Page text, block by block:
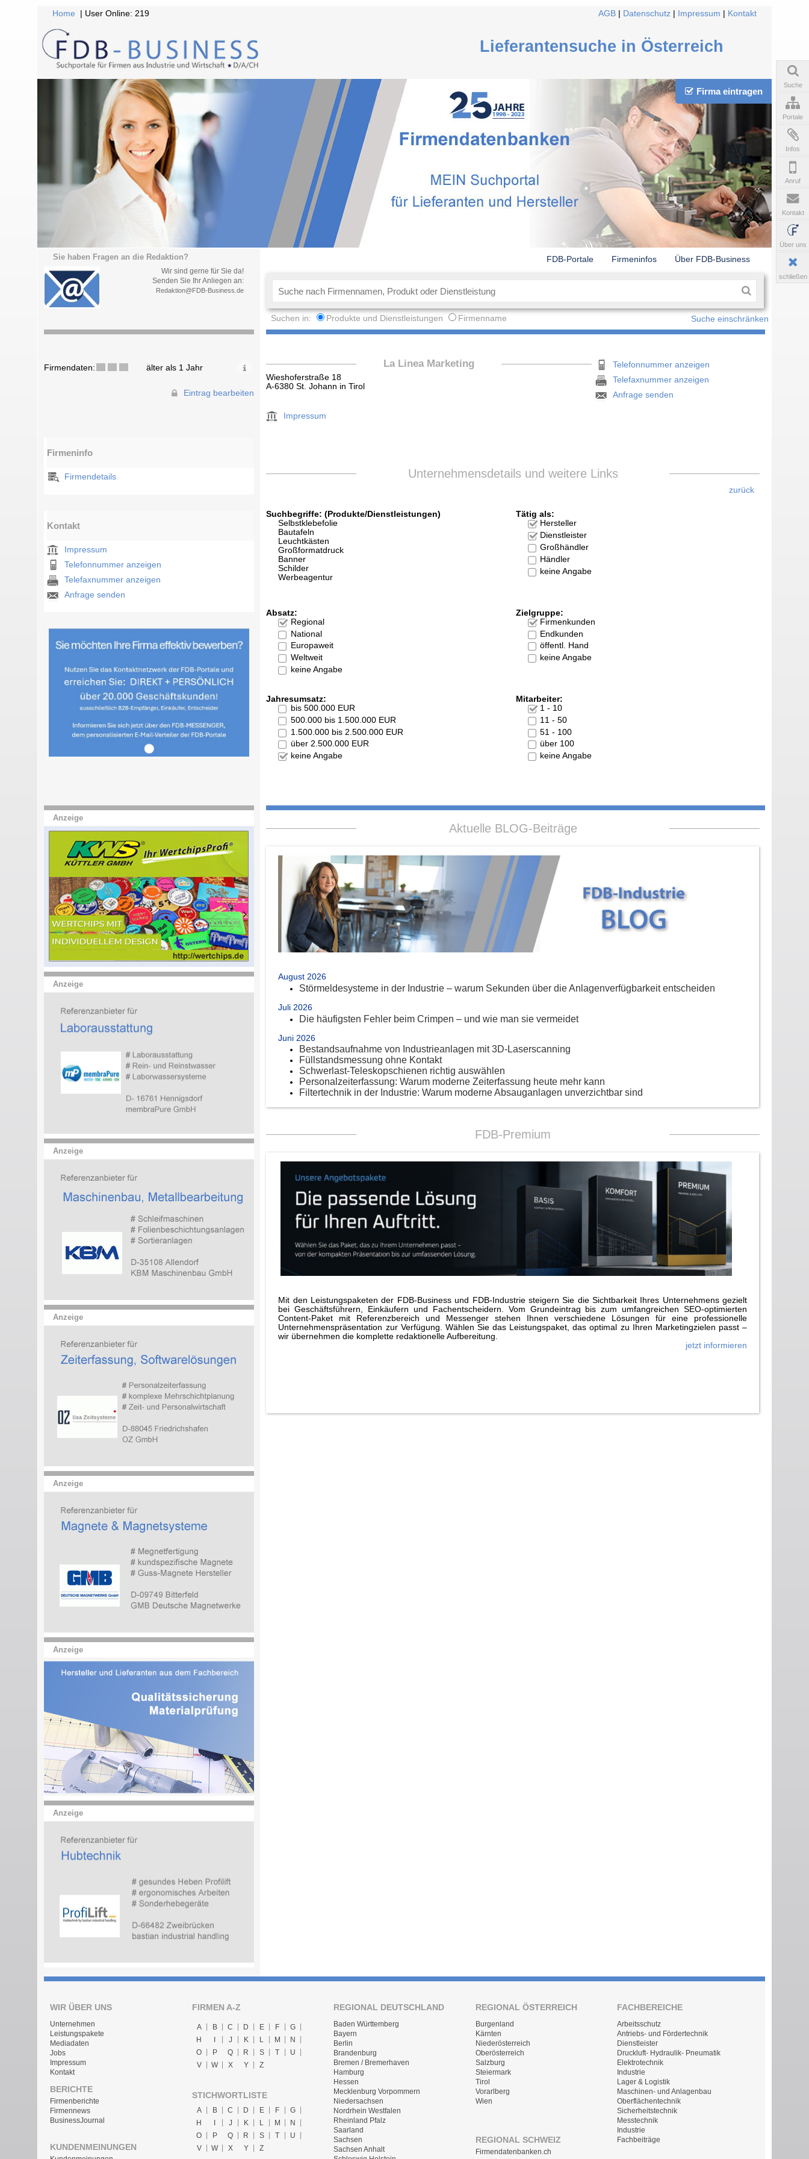
Home | User Online: 219 AGB Datenschutz Impressum Kontakt
Lieferantensuche in Österreich
Firma eintragen
Sie haben Fragen an die Redaktion?
Wir sind gerne für Sie da!
Senden Sie Ihr Anliegen an:
Redaktion@FDB-Business.de
FDB-Portale Firmeninfos Über FDB-Business
Suchen in: Produkte und Dienstleistungen Firmenname Suche einschränken
Firmendaten: älter als 1 Jahr
Eintrag bearbeiten
Firmeninfo
Firmendetails
Kontakt
Impressum
Telefonnummer anzeigen
Telefaxnummer anzeigen
Anfrage senden
Anzeige
Anzeige
Anzeige
Anzeige
Anzeige
Anzeige
Anzeige
La Linea Marketing
Wieshoferstraße 18
A-6380 St. Johann in Tirol
Impressum
Telefonnummer anzeigen
Telefaxnummer anzeigen
Anfrage senden
Unternehmensdetails und weitere Links
zurück
Suchbegriffe: (Produkte/Dienstleistungen)
Selbstklebefolie
Bautafeln
Leuchtkästen
Großformatdruck
Banner
Schilder
Werbeagentur
Tätig als:
Hersteller
Dienstleister
Großhändler
Händler
keine Angabe
Absatz:
Regional
National
Europaweit
Weltweit
keine Angabe
Zielgruppe:
Firmenkunden
Endkunden
öffentl. Hand
keine Angabe
Jahresumsatz:
bis 500.000 EUR
500.000 bis 1.500.000 EUR
1.500.000 bis 2.500.000 EUR
über 2.500.000 EUR
keine Angabe
Mitarbeiter:
1 - 10
11 - 50
51 - 100
über 100
keine Angabe
Aktuelle BLOG-Beiträge
August 2026
Störmeldesysteme in der Industrie – warum Sekunden über die Anlagenverfügbarkeit entscheiden
Juli 2026
Die häufigsten Fehler beim Crimpen – und wie man sie vermeidet
Juni 2026
Bestandsaufnahme von Industrieanlagen mit 3D-Laserscanning
Füllstandsmessung ohne Kontakt
Schwerlast-Teleskopschienen richtig auswählen
Personalzeiterfassung: Warum moderne Zeiterfassung heute mehr kann
Filtertechnik in der Industrie: Warum moderne Absauganlagen unverzichtbar sind
FDB-Premium
Mit den Leistungspaketen der FDB-Business und FDB-Industrie steigern Sie die Sichtbarkeit Ihres Unternehmens gezielt
bei Geschäftsführern, Einkäufern und Fachentscheidern. Vom Grundeintrag bis zum umfangreichen SEO-optimierten
Content-Paket mit Referenzbereich und Messenger stehen Ihnen verschiedene Lösungen für eine professionelle
Unternehmenspräsentation zur Verfügung. Wählen Sie das Leistungspaket, das optimal zu Ihren Marketingzielen passt –
wir übernehmen die komplette redaktionelle Aufbereitung.
jetzt informieren
WIR ÜBER UNS
Unternehmen
Leistungspakete
Mediadaten
Jobs
Impressum
Kontakt
BERICHTE
Firmenberichte
Firmennews
BusinessJournal
KUNDENMEINUNGEN
FIRMEN A-Z
A B C D E F
G
H
I J K L M
N
O
P Q R S T
U
V
W X Y Z
STICHWORTLISTE
A B C D E F
G
H
J K L M
N
O
P Q R S T
U
V
W X Y Z
REGIONAL DEUTSCHLAND
Baden Württemberg
Bayern
Berlin
Brandenburg
Bremen / Bremerhaven
Hamburg
Hessen
Mecklenburg Vorpommern
Niedersachsen
Nordrhein Westfalen
Rheinland Pfalz
Saarland
Sachsen
Sachsen Anhalt
REGIONAL ÖSTERREICH
Burgenland
Kärnten
Niederösterreich
Oberösterreich
Salzburg
Steiermark
Tirol
Vorarlberg
Wien
REGIONAL SCHWEIZ
Firmendatenbanken.ch
FACHBEREICHE
Arbeitsschutz
Antriebs- und Fördertechnik
Dienstleister
Druckluft- Hydraulik- Pneumatik
Elektrotechnik
Industrie
Lager & Logistik
Maschinen- und Anlagenbau
Oberflächentechnik
Sicherheitstechnik
Messtechnik
Industrie
Fachbeiträge
Suche
Portale
Infos
Anruf
Kontakt
Über uns
schließen